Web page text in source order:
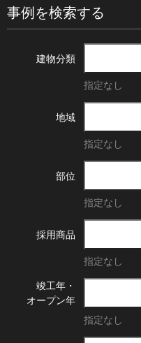
事例を検索する
建物分類
指定なし
地域
指定なし
部位
指定なし
採用商品
指定なし
竣工年・
オープン年
指定なし